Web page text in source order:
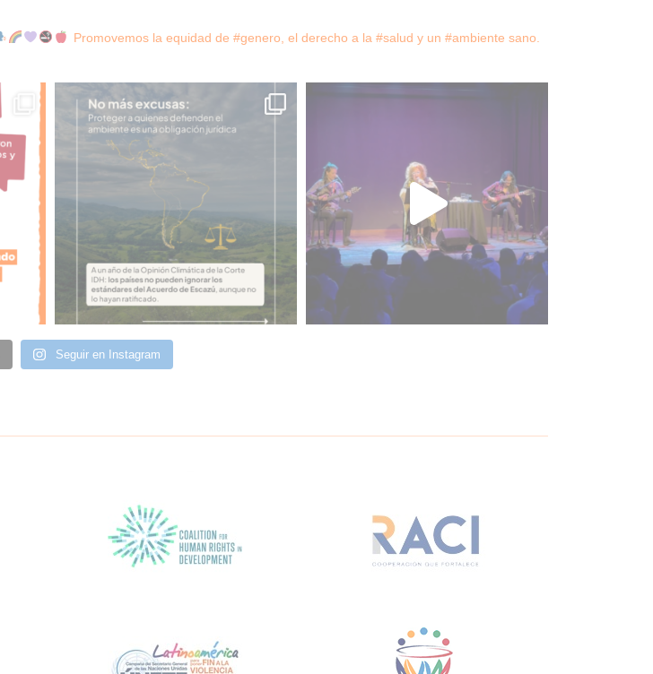
Promovemos la equidad de #genero, el derecho a la #salud y un #ambiente sano.
Seguir en Instagram